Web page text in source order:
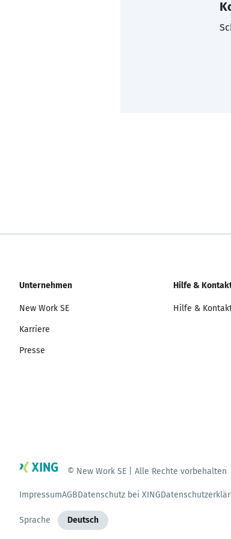
Unternehmen
New Work SE
Karriere
Presse
Hilfe &
Hilfe &
© New Work SE | Alle Rechte vorbehalten
ImpressumAGBDatenschutz bei XING
Sprache Deutsch